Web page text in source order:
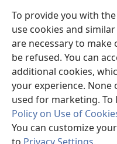
To provide you with
use cookies and
are necessary to
be refused. You can
additional cookies,
your experience. None
used for marketing.
Policy on Use of
You can customize
(Lajula
Linyaki)LAYIBULARE YA PA
(Lajula
Peji
Linyaki)JW Hub ®
(Lajula
Peji
Linyaki)
Copyright© 2026 Watch Tower
FUNDU ZO MUKHUMBIKA